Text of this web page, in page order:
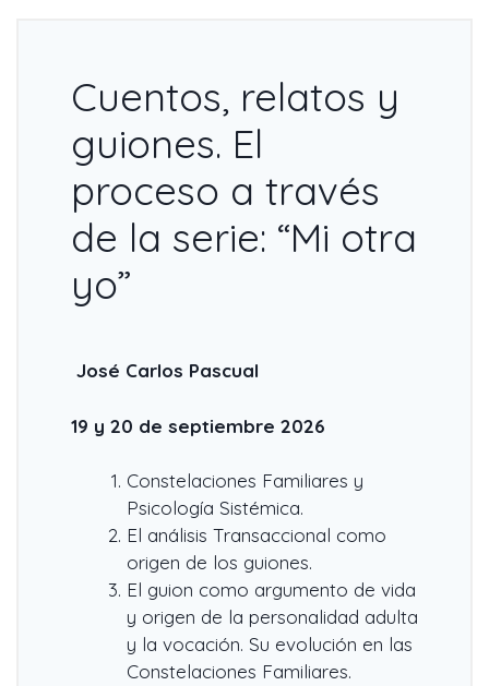
Cuentos, relatos y
guiones. El
proceso a través
de la serie: “Mi otra
yo”
José Carlos Pascual
19 y 20 de septiembre 2026
Constelaciones Familiares y
Psicología Sistémica.
El análisis Transaccional como
origen de los guiones.
El guion como argumento de vida
y origen de la personalidad adulta
y la vocación. Su evolución en las
Constelaciones Familiares.